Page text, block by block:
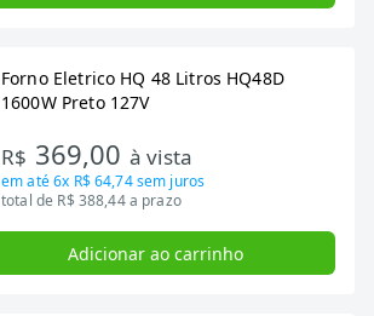
Forno Eletrico HQ 48 Litros HQ48D
1600W Preto 127V
R$ 369,00 à vista
em até6x R$ 64,74sem juros
total de R$ 388,44 a prazo
Adicionar ao carrinho